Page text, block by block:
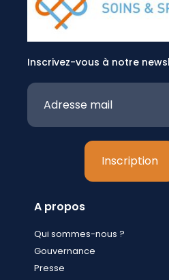
Inscrivez-vous à notre
A propos
Qui sommes-nous ?
Gouvernance
Presse